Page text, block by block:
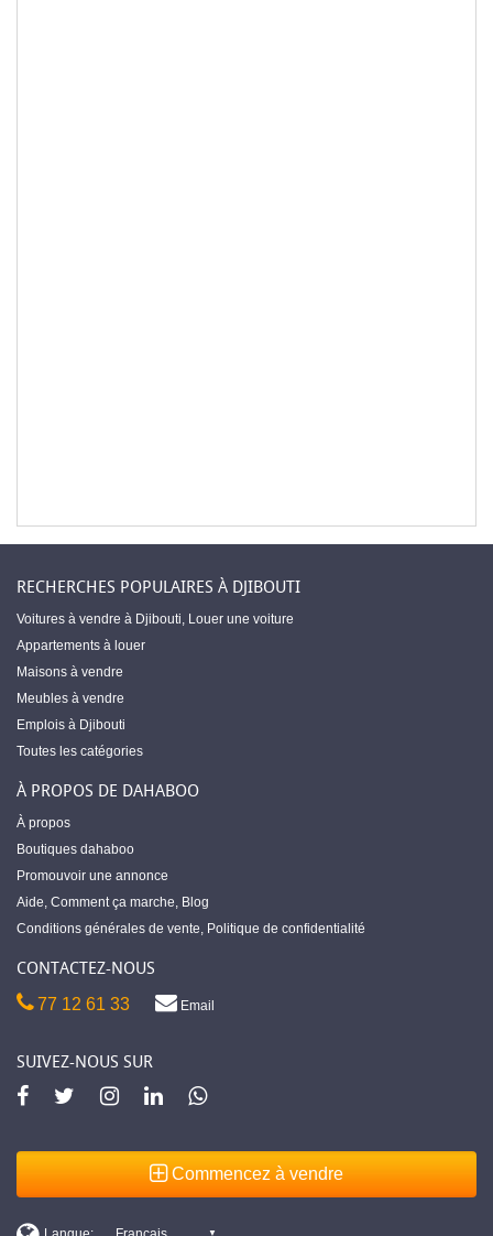
RECHERCHES POPULAIRES À DJIBOUTI
Voitures à vendre à Djibouti, Louer une voiture
Appartements à louer
Maisons à vendre
Meubles à vendre
Emplois à Djibouti
Toutes les catégories
À PROPOS DE DAHABOO
À propos
Boutiques dahaboo
Promouvoir une annonce
Aide, Comment ça marche, Blog
Conditions générales de vente, Politique de confidentialité
CONTACTEZ-NOUS
77 12 61 33 Email
SUIVEZ-NOUS SUR
Commencez à vendre